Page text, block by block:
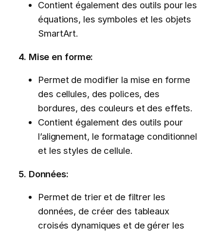
Contient également des outils pour les
équations, les symboles et les objets
SmartArt.
4. Mise en forme:
Permet de modifier la mise en forme
des cellules, des polices, des
bordures, des couleurs et des effets.
Contient également des outils pour
l’alignement, le formatage conditionnel
et les styles de cellule.
5. Données:
Permet de trier et de filtrer les
données, de créer des tableaux
croisés dynamiques et de gérer les